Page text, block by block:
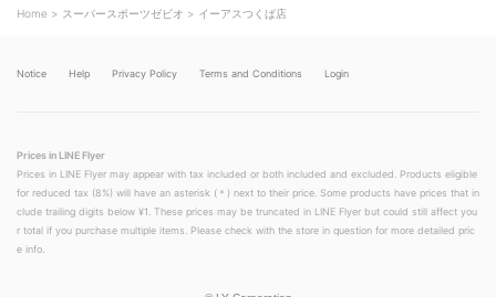
o
w
Home スーパースポーツゼビオ イーアスつくば店
Notice Help Privacy Policy Terms and Conditions Login
Prices in LINE Flyer
Prices in LINE Flyer may appear with tax included or both included and excluded. Products eligible
for reduced tax (8%) will have an asterisk (＊) next to their price. Some products have prices that in
clude trailing digits below ¥1. These prices may be truncated in LINE Flyer but could still affect you
r total if you purchase multiple items. Please check with the store in question for more detailed pric
e info.